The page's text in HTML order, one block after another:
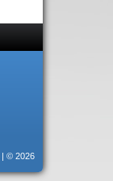
| © 2026